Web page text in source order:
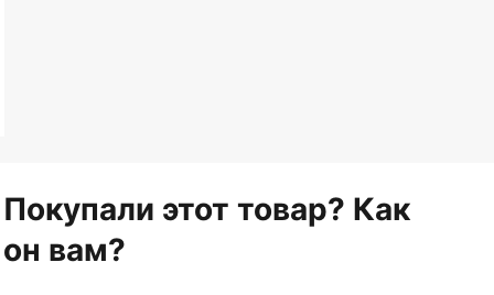
Покупали этот товар? Как
он вам?